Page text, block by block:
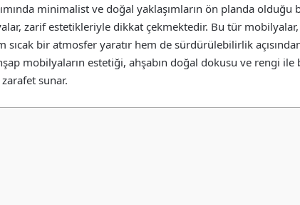
minimalist ve doğal yaklaşımların ön planda olduğu
zarif estetikleriyle dikkat çekmektedir. Bu tür mobilyalar,
sıcak bir atmosfer yaratır hem de sürdürülebilirlik
mobilyaların estetiği, ahşabın doğal dokusu ve rengi ile
sunar.